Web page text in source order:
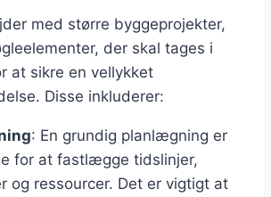
med større byggeprojekter,
der skal tages i
at sikre en vellykket
Disse inkluderer:
: En grundig planlægning er
for at fastlægge tidslinjer,
og ressourcer. Det er vigtigt at